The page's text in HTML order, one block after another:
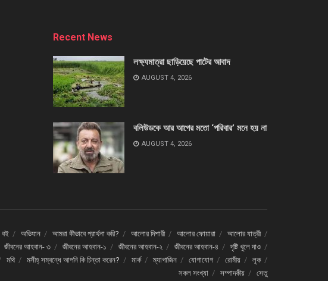
Recent News
লক্ষ্যমাত্রা ছাড়িয়েছে পাটের আবাদ
AUGUST 4, 2026
বলিউডকে আর আগের মতো ‘পরিবার’ মনে হয় না
AUGUST 4, 2026
বই অভিযান আমরা কীভাবে প্রার্থনা করি? আলোর দিশারী আলোর ফোয়ারা
আলোর যাত্রী
জীবনের আহবান- ৩ জীবনের আহবান-১ জীবনের আহবান-২ জীবনের আহবান-৪
দৃষ্টি খুলে দাও
মথি মসীহ্ সম্বন্ধে আপনি কি চিন্তা করেন? মার্ক ম্যাগাজিন যোগাযোগ রোমীয়
লূক
সকল সংখ্যা
সম্পাদকীয় সেতু